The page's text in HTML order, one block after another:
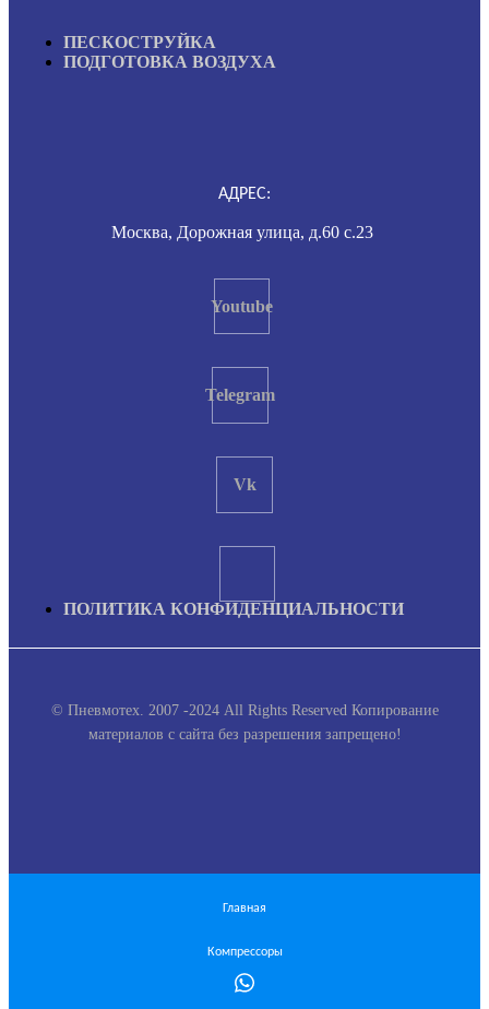
ПЕСКОСТРУЙКА
ПОДГОТОВКА ВОЗДУХА
АДРЕС:
Москва, Дорожная улица, д.60 с.23
Youtube
Telegram
Vk
ПОЛИТИКА КОНФИДЕНЦИАЛЬНОСТИ
© Пневмотех. 2007 -2024 All Rights ReservedКопирование
материалов с сайта без разрешения запрещено!
Главная
Компрессоры